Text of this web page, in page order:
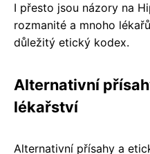
I přesto jsou názory na
rozmanité a mnoho
důležitý etický kodex.
Alternativní
lékařství
Alternativní přísahy a